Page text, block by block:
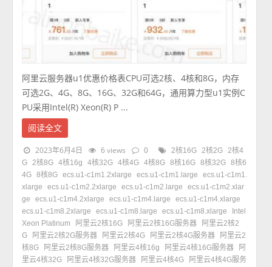
阿里云服务器u1优惠价格表CPU可选2核、4核和8G，内存
可选2G、4G、8G、16G、32G和64G，通用算力型u1实例C
PU采用Intel(R) Xeon(R) P ...
阅读全文
2023年6月4日 6 views 0 2核16G 2核2G
2核4
G 2核8G 4核16g 4核32G 4核4G 4核8G 8核16G 8核32G 8核6
4G 8核8G ecs.u1-c1m1.2xlarge ecs.u1-c1m1.large
ecs.u1-c1m1.
xlarge
ecs.u1-c1m2.2xlarge ecs.u1-c1m2.large
ecs.u1-c1m2.xlar
ge
ecs.u1-c1m4.2xlarge ecs.u1-c1m4.large
ecs.u1-c1m4.xlarge
ecs.u1-c1m8.2xlarge
ecs.u1-c1m8.large ecs.u1-c1m8.xlarge
Intel
Xeon Platinum
阿里云2核16G 阿里云2核16G服务器
阿里云2核2
G
阿里云2核2G服务器 阿里云2核4G 阿里云2核4G服务器
阿里云2
核8G
阿里云2核8G服务器 阿里云4核16g 阿里云4核16G服务器
阿
里云4核32G
阿里云4核32G服务器 阿里云4核4G
阿里云4核4G服务